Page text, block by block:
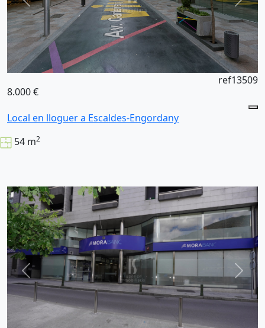
8.000 €
ref13509
Local en lloguer a Escaldes-Engordany
54 m2